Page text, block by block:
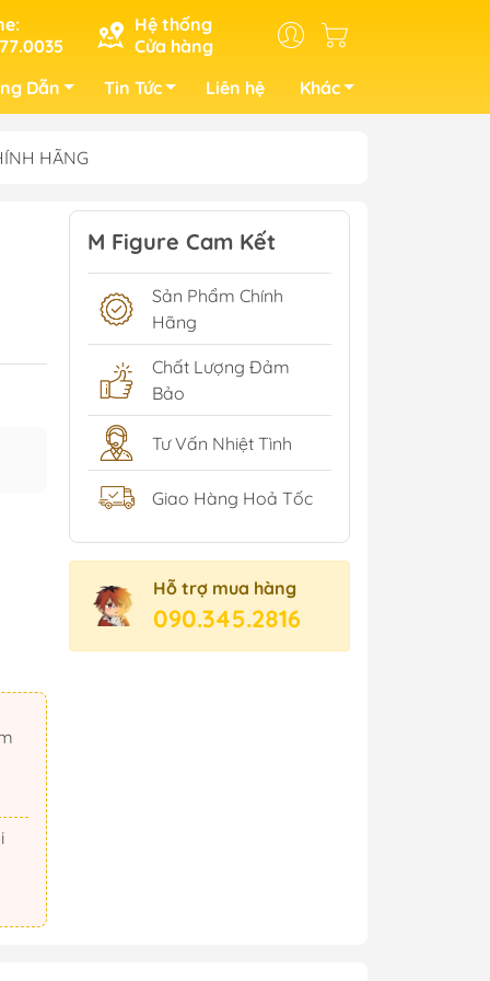
Hệ thống
Cửa hàng
Dẫn Tin Tức Liên hệ Khác
HÃNG
M Figure Cam Kết
Sản Phẩm Chính
Hãng
Chất Lượng Đảm
Bảo
Tư Vấn Nhiệt Tình
Giao Hàng Hoả Tốc
Hỗ trợ mua hàng
090.345.2816